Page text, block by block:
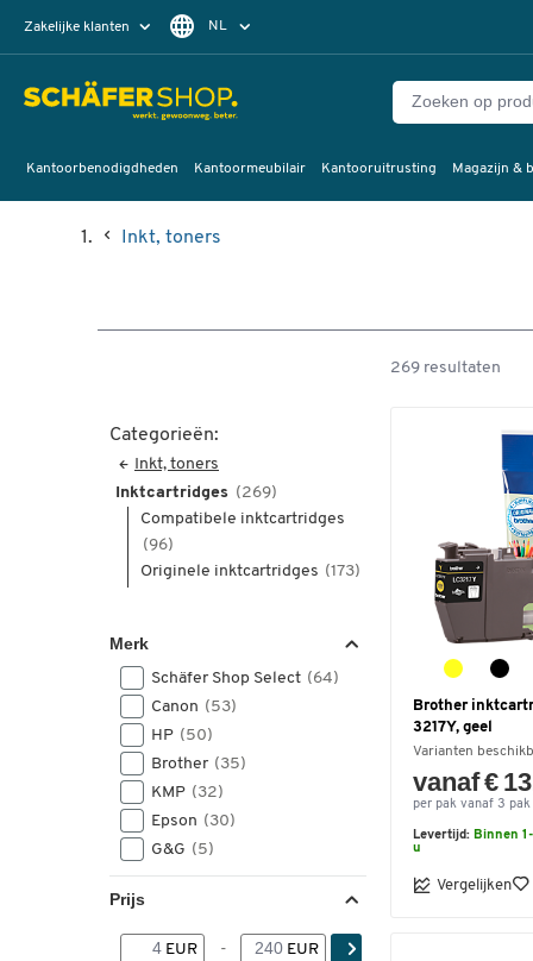
Zakelijke klanten NL
Kantoorbenodigdheden Kantoormeubilair Kantooruitrusting Magazijn &
Inkt, toners
Categorieën:
Inkt, toners
Inktcartridges (269)
Compatibele inktcartridges
(96)
Originele inktcartridges (173)
Merk
Schäfer Shop Select (64)
Canon (53)
HP (50)
Brother (35)
KMP (32)
Epson (30)
G&G (5)
Prijs
EUR - EUR
269 resultaten
Brother
3217Y, geel
Varianten
vanaf €
per pak vanaf 3 pak
Levertijd: Binnen
u
Vergelijken